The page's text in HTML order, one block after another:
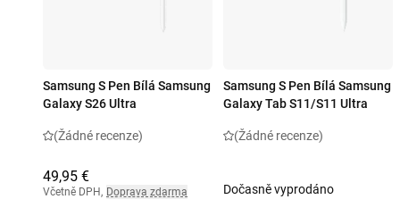
Samsung S Pen Bílá Samsung
Galaxy S26 Ultra
(Žádné recenze)
49,95 €
Včetně DPH, Doprava zdarma
Samsung S Pen Bílá Samsung
Galaxy Tab S11/S11 Ultra
(Žádné recenze)
Dočasně vyprodáno